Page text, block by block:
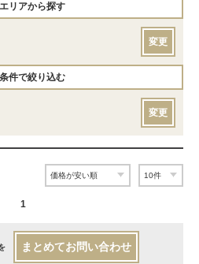
エリアから探す
変更
条件で絞り込む
変更
1
まとめてお問い合わせ